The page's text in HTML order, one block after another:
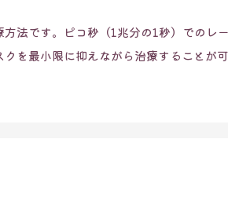
法です。ピコ秒（1兆分の1秒）でのレ
を最小限に抑えながら治療することが